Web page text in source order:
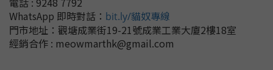
WhatsApp 即時對話 ： bit.ly/貓奴專線
門市地址： 觀塘成業街19-21號成業工業大廈2樓18室
經銷合作 : meowmarthk@gmail.com